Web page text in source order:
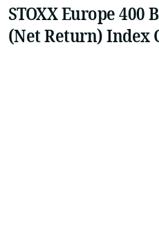
STOXX Europe 400
(Net Return) Index